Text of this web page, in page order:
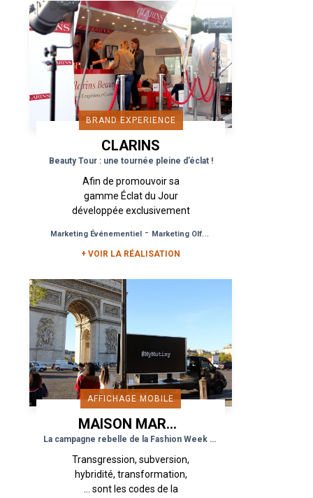
BRAND EXPERIENCE
CLARINS
Beauty Tour : une tournée pleine d’éclat !
Afin de promouvoir sa
gamme Éclat du Jour
développée exclusivement
fait appel à l’agence Urban
Act pour mettre en place
Marketing Événementiel - Marketing Olfactif
+ VOIR LA RÉALISATION
AFFICHAGE MOBILE
MAISON MARGIELA
La campagne rebelle de la Fashion Week 2019
Transgression, subversion,
hybridité, transformation,
… sont les codes de la